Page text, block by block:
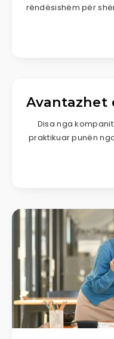
rëndësishëm për
Avantazhet
Disa nga
praktikuar punën